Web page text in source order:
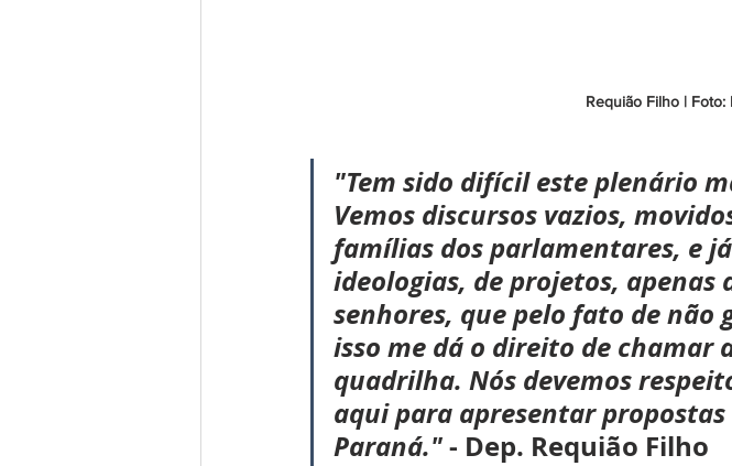
Requião Filho | Foto:
"Tem sido difícil este plenário
Vemos discursos vazios,
famílias dos parlamentares, e
ideologias, de projetos, apenas
senhores, que pelo fato de não
isso me dá o direito de chamar
quadrilha. Nós devemos
aqui para apresentar
Paraná." - Dep. Requião Filho